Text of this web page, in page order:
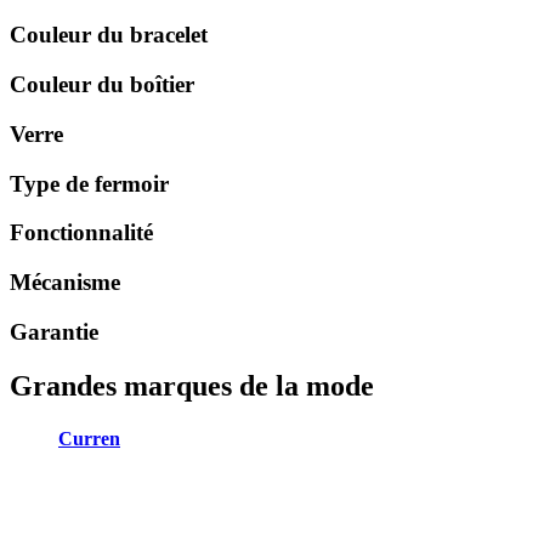
Couleur du bracelet
Couleur du boîtier
Verre
Type de fermoir
Fonctionnalité
Mécanisme
Garantie
Grandes marques de la mode
Curren